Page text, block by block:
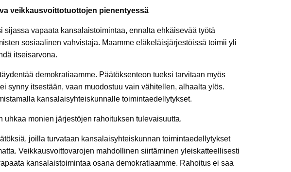
veikkausvoittotuottojen pienentyessä
sijassa vapaata kansalaistoimintaa, ennalta ehkäisevää työtä
sosiaalinen vahvistaja. Maamme eläkeläisjärjestöissä toimii yli
itseisarvona.
demokratiaamme. Päätöksenteon tueksi tarvitaan myös
synny itsestään, vaan muodostuu vain vähitellen, alhaalta ylös.
kansalaisyhteiskunnalle toimintaedellytykset.
uhkaa monien järjestöjen rahoituksen tulevaisuutta.
joilla turvataan kansalaisyhteiskunnan toimintaedellytykset
Veikkausvoittovarojen mahdollinen siirtäminen yleiskatteellisesti
kansalaistoimintaa osana demokratiaamme. Rahoitus ei saa